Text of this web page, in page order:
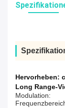
Hervorheben:
Long Range-
Modulation: